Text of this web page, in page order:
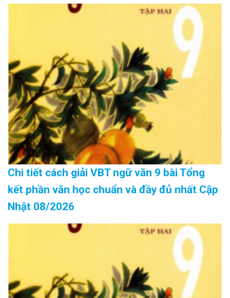
Chi tiết cách giải VBT ngữ văn 9 bài Tổng
kết phần văn học chuẩn và đầy đủ nhất Cập
Nhật 08/2026